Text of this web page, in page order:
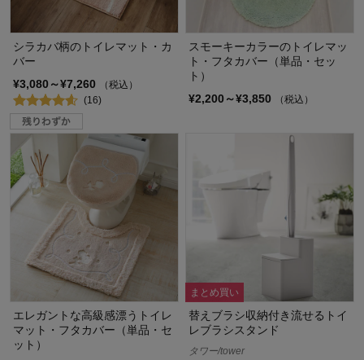
シラカバ柄のトイレマット・カ
バー
¥3,080～¥7,260
（税込）
(16)
スモーキーカラーのトイレマッ
ト・フタカバー（単品・セッ
ト）
¥2,200～¥3,850
（税込）
エレガントな高級感漂うトイレ
マット・フタカバー（単品・セ
ット）
まとめ買い
替えブラシ収納付き流せるトイ
レブラシスタンド
タワー/tower